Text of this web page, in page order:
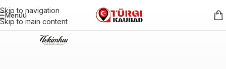
Skip to navigation
Skip to main content
Menüü